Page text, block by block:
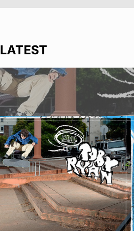
LATEST